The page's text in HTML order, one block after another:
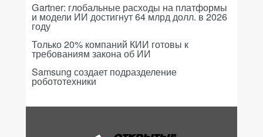
Gartner: глобальные расходы на платформы
и модели ИИ достигнут 64 млрд долл. в 2026
году
Только 20% компаний КИИ готовы к
требованиям закона об ИИ
Samsung создает подразделение
робототехники